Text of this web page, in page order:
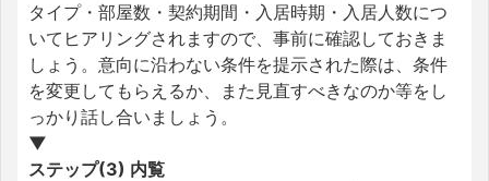
タイプ・部屋数・契約期間・入居時期・入居人数につ
いてヒアリングされますので、事前に確認しておきま
しょう。意向に沿わない条件を提示された際は、条件
を変更してもらえるか、また見直すべきなのか等をし
っかり話し合いましょう。
▼
ステップ(3) 内覧